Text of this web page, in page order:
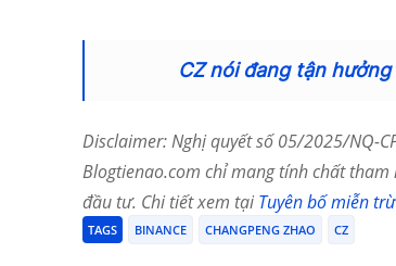
CZ nói đang tận
Disclaimer: Nghị quyết số 05/2025/NQ-
Blogtienao.com chỉ mang tính chất
đầu tư. Chi tiết xem tạiTuyên bố miễn
TAGS BINANCE CHANGPENG ZHAO CZ